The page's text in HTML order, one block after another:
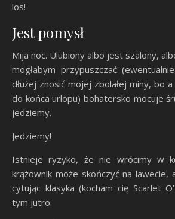
los!
Jest pomysł
Mija noc. Ulubiony albo jest szalony,
mogłabym przypuszczać
dłużej znosić mojej zbolałej miny, bo
do końca urlopu) bohatersko mocuje
jedziemy.
Jedziemy!
Istnieje ryzyko, że nie wrócimy w
krążownik może skończyć na
cytując klasyka (kocham cię Scarlet
tym jutro.